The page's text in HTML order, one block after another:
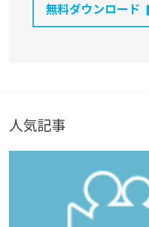
無料ダウンロード
人気記事